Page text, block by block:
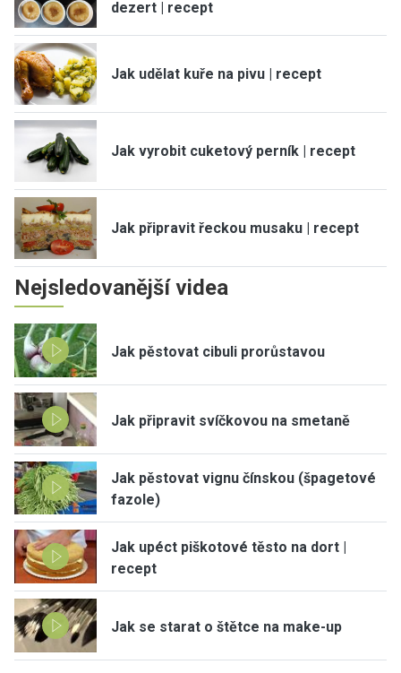
dezert | recept
Jak udělat kuře na pivu | recept
Jak vyrobit cuketový perník | recept
Jak připravit řeckou musaku | recept
Nejsledovanější videa
Jak pěstovat cibuli prorůstavou
Jak připravit svíčkovou na smetaně
Jak pěstovat vignu čínskou (špagetové
fazole)
Jak upéct piškotové těsto na dort |
recept
Jak se starat o štětce na make-up